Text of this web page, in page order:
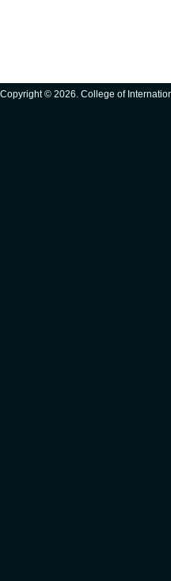
Copyright © 2026. College of